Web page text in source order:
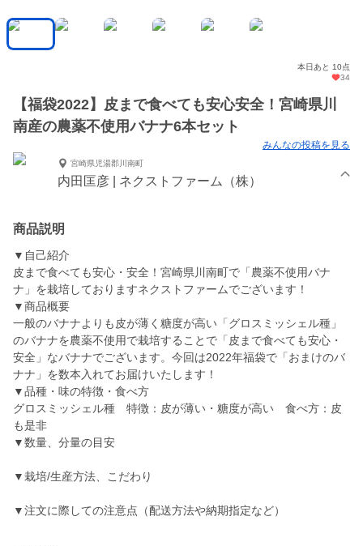
本日あと 10点
34
【福袋2022】皮まで食べても安心安全！宮崎県川
南産の農薬不使用バナナ6本セット
みんなの投稿を見る
宮崎県児湯郡川南町
内田匡彦 | ネクストファーム（株）
商品説明
▼自己紹介
皮まで食べても安心・安全！宮崎県川南町で「農薬不使用バナ
ナ」を栽培しておりますネクストファームでございます！
▼商品概要
一般のバナナよりも皮が薄く糖度が高い「グロスミッシェル種」
のバナナを農薬不使用で栽培することで「皮まで食べても安心・
安全」なバナナでございます。今回は2022年福袋で「おまけのバ
ナナ」を数本入れてお届けいたします！
▼品種・味の特徴・食べ方
グロスミッシェル種 特徴：皮が薄い・糖度が高い 食べ方：皮
も是非
▼数量、分量の目安
▼栽培/生産方法、こだわり
▼注文に際しての注意点（配送方法や納期指定など）